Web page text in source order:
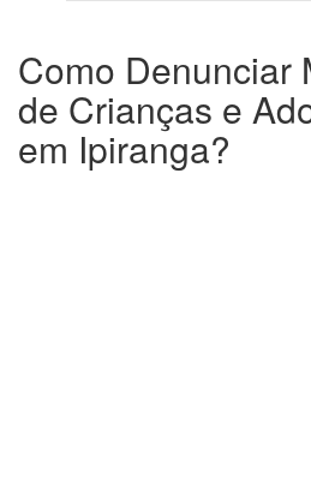
Como Denunciar
de Crianças e
em Ipiranga?